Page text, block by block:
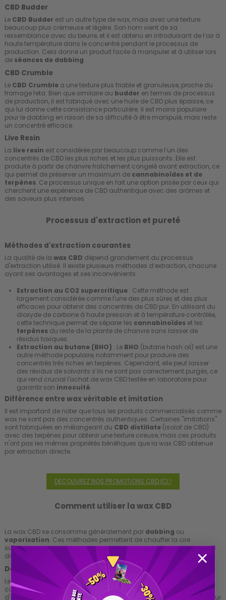
CBD Budder
Le CBD Budder est un autre type de wax, mais avec une texture
beaucoup plus crémeuse et légère. Son nom vient de sa
ressemblance avec du beurre, et il est obtenu en introduisant de l’air à
haute température dans le concentré pendant le processus de
production. Cela donne un produit facile à manipuler et à utiliser lors
de séances de dabbing.
CBD Crumble
Le CBD Crumble a une texture plus friable et granuleuse, proche du
fromage feta. Bien que similaire au budder en termes de processus
de production, il est fabriqué avec une huile de CBD plus épaisse, ce
qui lui donne cette consistance particulière. Il est moins populaire
pour le dabbing en raison de sa difficulté à être manipulé, mais reste
un concentré efficace.
Live Resin
La live resin est considérée par beaucoup comme l’un des
concentrés de CBD les plus riches et les plus puissants. Elle est
produite à partir de chanvre fraîchement congelé avant extraction, ce
qui permet de préserver un maximum de cannabinoïdes et de
terpènes. Ce processus unique en fait une option prisée par ceux qui
cherchent une expérience de CBD authentique avec des arômes et
des saveurs plus intenses.
Processus d'extraction et pureté
Méthodes d'extraction courantes
La qualité de la wax CBD dépend grandement du processus
d'extraction utilisé. Il existe plusieurs méthodes d’extraction, chacune
ayant ses avantages et ses inconvénients.
Extraction au CO2 supercritique : Cette méthode est
largement considérée comme l'une des plus sûres et des plus
efficaces pour obtenir des concentrés de CBD pur. En utilisant du
dioxyde de carbone à haute pression et à température contrôlée,
cette technique permet de séparer les cannabinoïdes et les
terpènes du reste de la plante de chanvre sans laisser de
résidus toxiques.
Extraction au butane (BHO) : Le BHO (butane hash oil) est une
autre méthode populaire, notamment pour produire des
concentrés très riches en terpènes. Cependant, elle peut laisser
des résidus de solvants s’ils ne sont pas correctement purgés, ce
qui rend crucial l'achat de wax CBD testée en laboratoire pour
garantir son innocuité.
Différence entre wax véritable et imitation
Il est important de noter que tous les produits commercialisés comme
wax ne sont pas des concentrés authentiques. Certaines "imitations"
sont fabriquées en mélangeant du CBD distillate (isolat de CBD)
avec des terpènes pour obtenir une texture cireuse, mais ces produits
n'ont pas les mêmes propriétés bénéfiques que la wax CBD obtenue
par extraction directe.
DECOUVREZ NOS PROMOTIONS CBD ICI !
Comment utiliser la wax CBD
La wax CBD se consomme généralement par dabbing ou
vaporisation. Ces méthodes permettent de chauffer la cire
suffisamment pour qu’elle se vaporise et soit inhalée. Voici quelques
détails sur ces techniques :
Dabbing
Ledabbingest l'une des méthodes les plus populaires pour
consommer la wax CBD. Cela implique l'utilisation d'un
dab rigou
d'un vaporisateur adapté. Le principe est simple : la wax est placée sur